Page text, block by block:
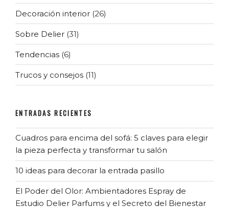
Decoración interior (26)
Sobre Delier (31)
Tendencias (6)
Trucos y consejos (11)
ENTRADAS RECIENTES
Cuadros para encima del sofá: 5 claves para elegir
la pieza perfecta y transformar tu salón
10 ideas para decorar la entrada pasillo
El Poder del Olor: Ambientadores Espray de
Estudio Delier Parfums y el Secreto del Bienestar